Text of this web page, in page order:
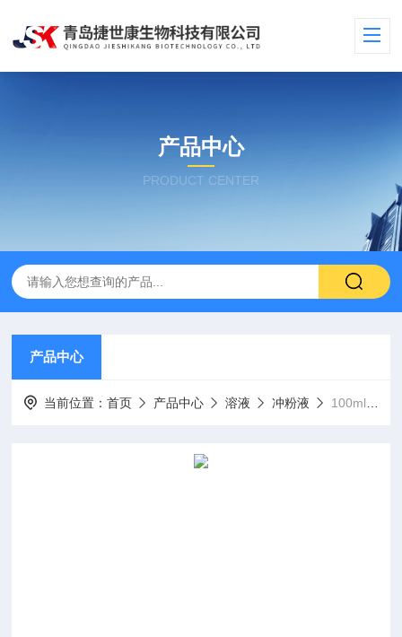
产品中心
PRODUCT CENTER
产品中心
当前位置：首页 产品中心 溶液 冲粉液 100mlMOPS电泳缓冲粉剂（1×）,标准品,中间体